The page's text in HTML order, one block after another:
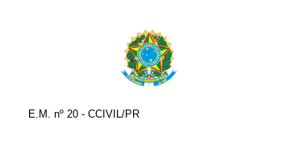
E.M. nº 20 - CCIVIL/PR